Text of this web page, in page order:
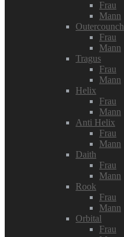
Frau
Mann
Outercounch
Frau
Mann
Tragus
Frau
Mann
Helix
Frau
Mann
Anti Helix
Frau
Mann
Daith
Frau
Mann
Rook
Frau
Mann
Orbital
Frau